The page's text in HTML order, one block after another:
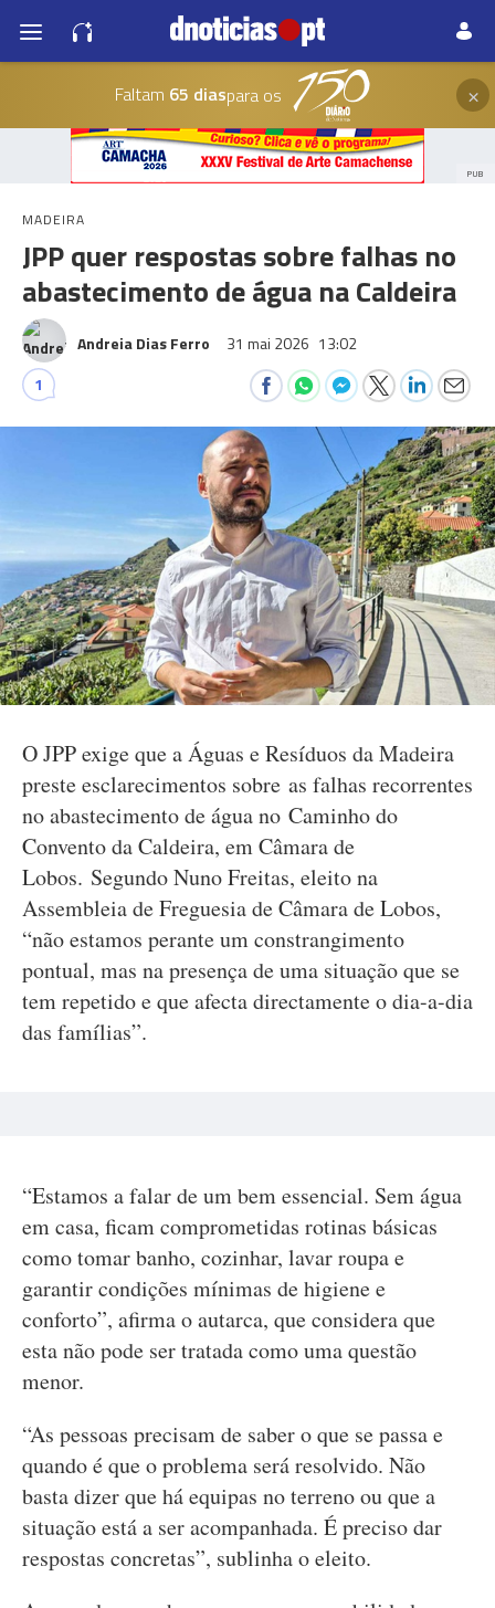
Faltam 65 diaspara os ×
PUB
MADEIRA
JPP quer respostas sobre falhas no
abastecimento de água na Caldeira
Andreia Dias Ferro 31 mai 2026 13:02
1
O JPP exige que a Águas e Resíduos da Madeira
preste esclarecimentos sobre as falhas recorrentes
no abastecimento de água no Caminho do
Convento da Caldeira, em Câmara de
Lobos. Segundo Nuno Freitas, eleito na
Assembleia de Freguesia de Câmara de Lobos,
“não estamos perante um constrangimento
pontual, mas na presença de uma situação que se
tem repetido e que afecta directamente o dia-a-dia
das famílias”.
“Estamos a falar de um bem essencial. Sem água
em casa, ficam comprometidas rotinas básicas
como tomar banho, cozinhar, lavar roupa e
garantir condições mínimas de higiene e
conforto”, afirma o autarca, que considera que
esta não pode ser tratada como uma questão
menor.
“As pessoas precisam de saber o que se passa e
quando é que o problema será resolvido. Não
basta dizer que há equipas no terreno ou que a
situação está a ser acompanhada. É preciso dar
respostas concretas”, sublinha o eleito.